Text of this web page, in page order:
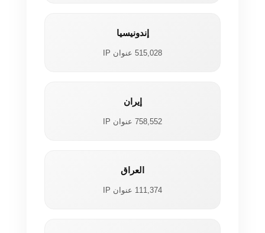
إندونيسيا
515,028 عنوان IP
إيران
758,552 عنوان IP
العراق
111,374 عنوان IP